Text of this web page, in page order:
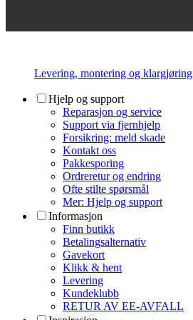
Levering, montering og klargjøring
Hjelp og support
Reparasjon og service
Support via fjernhjelp
Forsikring: meld skade
Kontakt oss
Pakkesporing
Ordreretur og endring
Ofte stilte spørsmål
Mer: Hjelp og support
Informasjon
Finn butikk
Betalingsalternativ
Gavekort
Klikk & hent
Levering
Kundeklubb
RETUR AV EE-AVFALL